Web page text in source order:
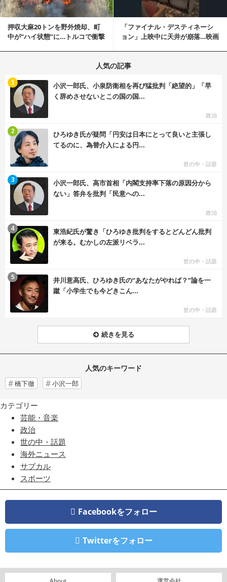
押収大麻20トンを野外焼却、町
中が“ハイ状態”に…トルコで衝撃
「ファイナル・デスティネーシ
ョン」上映中に天井が崩落…映画
人気の記事
小沢一郎氏、小泉防衛相を再び猛批判「絶望的」「早
く辞めさせないとこの国の国...
政治
1
ひろゆき氏が疑問「円安は日本にとって良いと主張し
てるのに、為替介入による円...
世の中・話題
2
小沢一郎氏、高市首相「内閣支持率下落の原因分から
ない」答弁を批判「民意への...
政治
3
東浩紀氏が驚き「ひろゆき批判をするとどんどん批判
が来る。むかしの左派リベラ...
世の中・話題
4
井川意高氏、ひろゆき氏の“あなたがやれば？”論を一
蹴「小学生でも今どきこん...
世の中・話題
5
続きを見る
人気のキーワード
橋下徹 小沢一郎
カテゴリー
芸能・音楽
政治
世の中・話題
海外ニュース
サブカル
スポーツ
Facebookをフォロー
Twitterをフォロー